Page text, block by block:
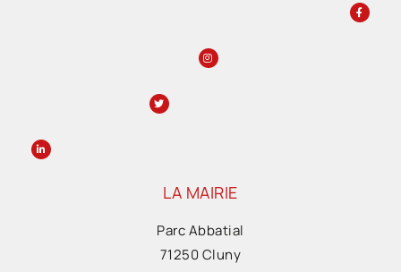
LA MAIRIE
Parc Abbatial
71250 Cluny